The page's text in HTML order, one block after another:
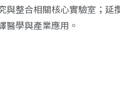
整合相關核心實驗室；延
醫學與產業應用。